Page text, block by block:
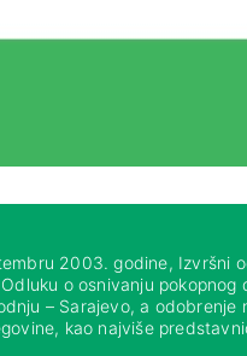
2003. godine, Izvršni
o osnivanju pokopnog
– Sarajevo, a odobrenje
kao najviše